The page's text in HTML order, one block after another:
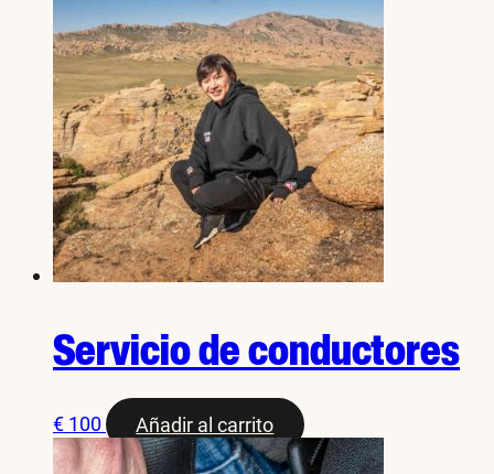
Servicio de conductores
€ 100 Añadir al carrito